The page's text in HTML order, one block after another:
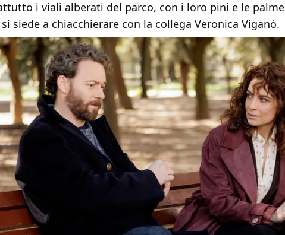
i viali alberati del parco, con i loro pini e le
siede a chiacchierare con la collega Veronica Viganò.